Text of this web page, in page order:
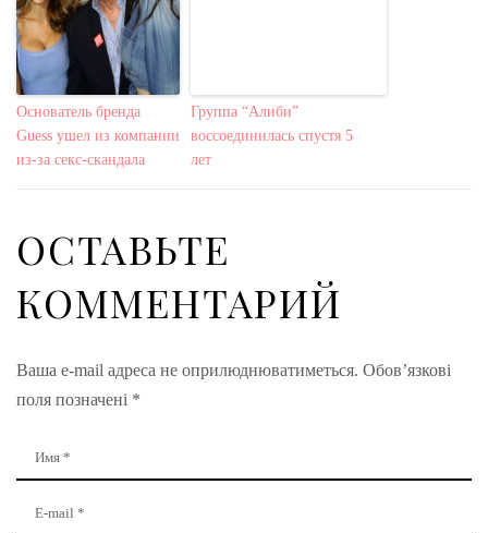
Основатель бренда
Guess ушел из компании
из-за секс-скандала
Группа “Алиби”
воссоединилась спустя 5
лет
ОСТАВЬТЕ
КОММЕНТАРИЙ
Ваша e-mail адреса не оприлюднюватиметься. Обов’язкові
поля позначені *